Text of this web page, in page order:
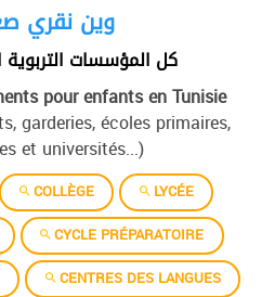
🤔 وين نقري
كل المؤسسات
pour enfants en Tunisie
garderies, écoles primaires,
et universités...)
COLLÈGE
LYCÉE
CYCLE PRÉPARATOIRE
CENTRES DES LANGUES